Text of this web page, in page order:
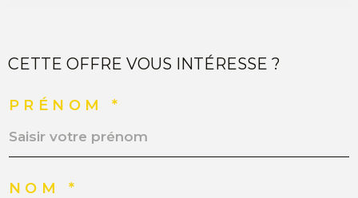
CETTE OFFRE VOUS INTÉRESSE ?
PRÉNOM *
NOM *